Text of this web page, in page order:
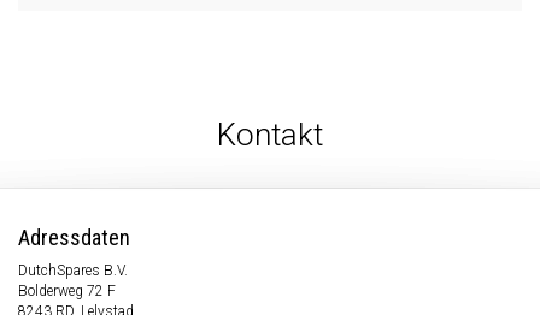
Kontakt
Adressdaten
DutchSpares B.V.
Bolderweg 72 F